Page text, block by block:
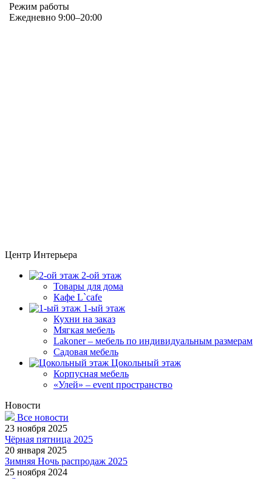
Режим работы
Ежедневно 9:00–20:00
Центр Интерьера
2-ой этаж
Товары для дома
Кафе L`cafe
1-ый этаж
Кухни на заказ
Мягкая мебель
Lakoner – мебель по индивидуальным размерам
Садовая мебель
Цокольный этаж
Корпусная мебель
«Улей» – event пространство
Новости
Все новости
23 ноября 2025
Чёрная пятница 2025
20 января 2025
Зимняя Ночь распродаж 2025
25 ноября 2024